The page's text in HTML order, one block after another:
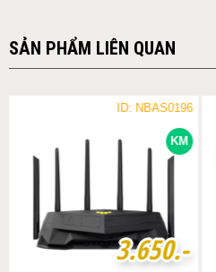
SẢN PHẨM LIÊN QUAN
KM
ID: NBAS0196
3.650.-
3.650.-